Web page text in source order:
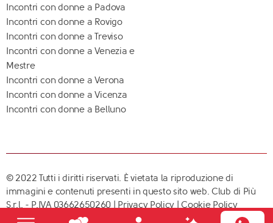
Incontri con donne a Padova
Incontri con donne a Rovigo
Incontri con donne a Treviso
Incontri con donne a Venezia e
Mestre
Incontri con donne a Verona
Incontri con donne a Vicenza
Incontri con donne a Belluno
© 2022 Tutti i diritti riservati. È vietata la riproduzione di
immagini e contenuti presenti in questo sito web. Club di Più
S.r.l. - P.IVA 03662650260 | Privacy Policy |Cookie Policy